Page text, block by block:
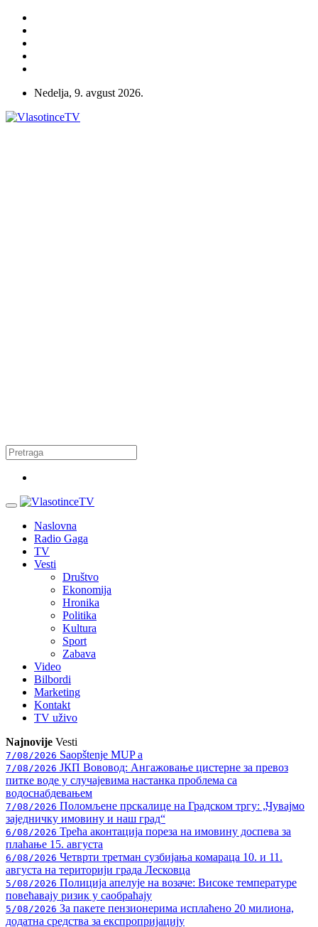
Nedelja, 9. avgust 2026.
Naslovna
Radio Gaga
TV
Vesti
Društvo
Ekonomija
Hronika
Politika
Kultura
Sport
Zabava
Video
Bilbordi
Marketing
Kontakt
TV uživo
Najnovije Vesti
7/08/2026 Saopštenje MUP a
7/08/2026 ЈКП Вововод: Ангажовање цистерне за превоз
питке воде у случајевима настанка проблема са
водоснабдевањем
7/08/2026 Поломљене прскалице на Градском тргу: „Чувајмо
заједничку имовину и наш град“
6/08/2026 Трећа аконтација пореза на имовину доспева за
плаћање 15. августа
6/08/2026 Четврти третман сузбијања комараца 10. и 11.
августа на територији града Лесковца
5/08/2026 Полиција апелује на возаче: Високе температуре
повећавају ризик у саобраћају
5/08/2026 За пакете пензионерима исплаћено 20 милиона,
додатна средства за експропријацију